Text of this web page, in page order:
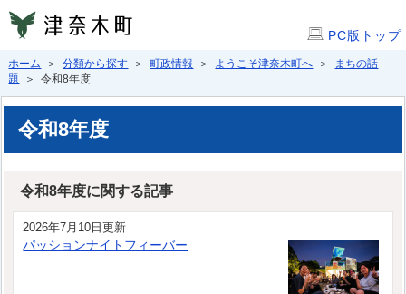
PC版トップ
ホーム ＞分類から探す ＞町政情報 ＞ ようこそ津奈木町へ ＞
まちの話
題
＞ 令和8年度
令和8年度
令和8年度に関する記事
2026年7月10日更新
パッションナイトフィーバー